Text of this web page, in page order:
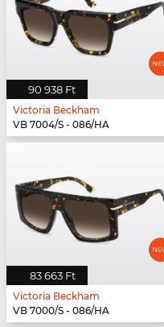
90 938 Ft
Victoria Beckham
VB 7004/S - 086/HA
83 663 Ft
Victoria Beckham
VB 7000/S - 086/HA